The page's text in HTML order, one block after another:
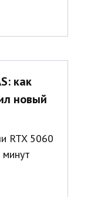
как
новый
RTX 5060